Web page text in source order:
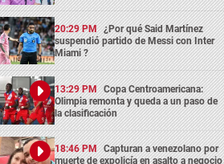
20:29 PM ¿Por qué Said Martínez
suspendió partido de Messi con Inter
Miami ?
13:29 PM Copa Centroamericana:
Olimpia remonta y queda a un paso de
la clasificación
18:46 PM Capturan a venezolano por
muerte de expolicía en asalto a negocio